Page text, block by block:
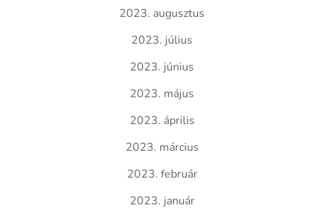
2023. augusztus
2023. július
2023. június
2023. május
2023. április
2023. március
2023. február
2023. január